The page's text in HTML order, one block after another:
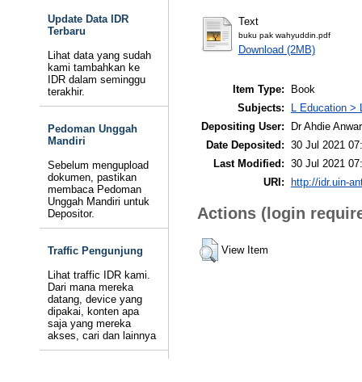
Update Data IDR
Terbaru
Lihat data yang sudah
kami tambahkan ke
IDR dalam seminggu
terakhir.
Pedoman Unggah
Mandiri
Sebelum mengupload
dokumen, pastikan
membaca Pedoman
Unggah Mandiri untuk
Depositor.
Traffic Pengunjung
Lihat traffic IDR kami.
Dari mana mereka
datang, device yang
dipakai, konten apa
saja yang mereka
akses, cari dan lainnya
Text
buku pak wahyuddin.pdf
Download (2MB)
Item Type:
Book
Subjects:
L Education
Depositing User:
Dr Ahdie
Date Deposited: 30 Jul 2021
Last Modified: 30 Jul 2021
URI:
http://idr.uin-
Actions (login
View Item